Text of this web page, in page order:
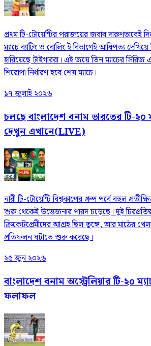
প্রথম টি-টোয়েন্টির পরাজয়ের জবাব দারুণভাবেই
ম্যাচে ব্যাটিং ও বোলিং ই বিভাগেই আধিপত্য
হারিয়েছে টাইগাররা। এই জয়ে তিন ম্যাচের
শিরোপা নির্ধারণ হবে শেষ ম্যাচে।
১৭ জুলাই ২০২৬
চলছে বাংলাদেশ বনাম ভারতের টি-২০
দেখুন এখানে(LIVE)
নারী টি-টোয়েন্টি বিশ্বকাপের গ্রুপ পর্বে বহুল
শুরু থেকেই উত্তেজনার পারদ চড়েছে। দুই
ক্রিকেটপ্রেমীদের আগ্রহ ছিল তুঙ্গে, আর মাঠের
প্রতিফলন ঘটাতে শুরু করেছে।
২৫ জুন ২০২৬
বাংলাদেশ বনাম অস্ট্রেলিয়ার টি-২০
ফলাফল